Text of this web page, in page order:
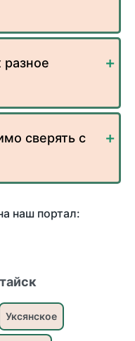
разное
сверять с
наш портал:
Уксянское